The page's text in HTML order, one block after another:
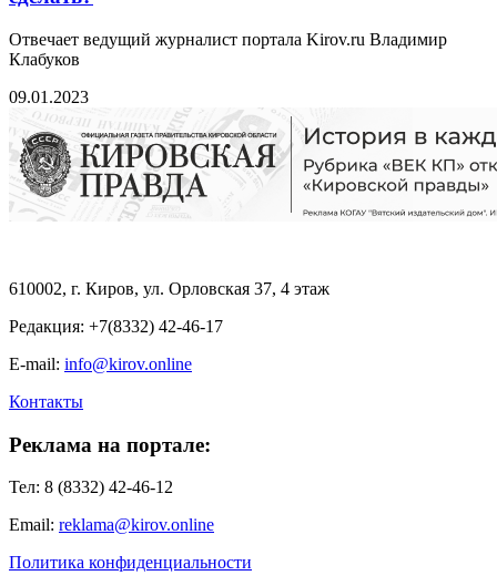
Отвечает ведущий журналист портала Kirov.ru Владимир
Клабуков
09.01.2023
610002, г. Киров, ул. Орловская 37, 4 этаж
Редакция: +7(8332) 42-46-17
E-mail: info@kirov.online
Контакты
Реклама на портале:
Тел: 8 (8332) 42-46-12
Email: reklama@kirov.online
Политика конфиденциальности